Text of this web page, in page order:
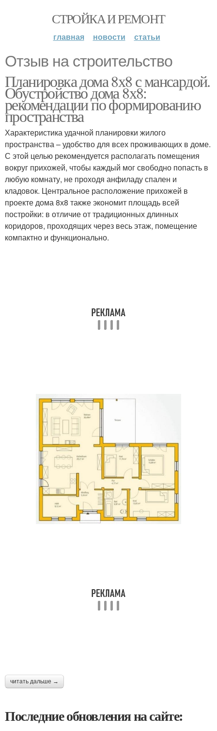
СТРОЙКА И РЕМОНТ
главная новости статьи
Отзыв на строительство
Планировка дома 8х8 с мансардой.
Обустройство дома 8х8:
рекомендации по формированию
пространства
Характеристика удачной планировки жилого
пространства – удобство для всех проживающих в доме.
С этой целью рекомендуется располагать помещения
вокруг прихожей, чтобы каждый мог свободно попасть в
любую комнату, не проходя анфиладу спален и
кладовок. Центральное расположение прихожей в
проекте дома 8х8 также экономит площадь всей
постройки: в отличие от традиционных длинных
коридоров, проходящих через весь этаж, помещение
компактно и функционально.
читать дальше →
Последние обновления на сайте: